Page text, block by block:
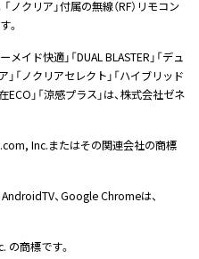
クリア」付属の無線（RF）リモコン
。
メイド快適」「DUAL BLASTER」「デュ
」「ノクリアセレクト」「ハイブリッド
ECO」「涼感プラス」は、株式会社ゼネ
Inc.またはその関連会社の商標
、Google Chromeは、
の商標です。